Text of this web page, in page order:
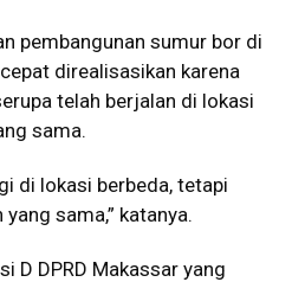
pembangunan sumur bor di
direalisasikan karena
telah berjalan di lokasi
sama.
di lokasi berbeda, tetapi
sama,” katanya.
D DPRD Makassar yang